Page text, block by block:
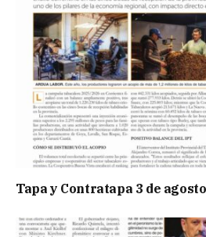
Tapa y Contratapa 3 de